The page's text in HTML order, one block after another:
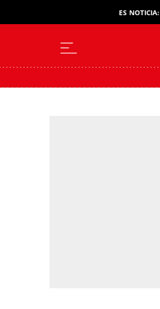
ES NOTICIA: